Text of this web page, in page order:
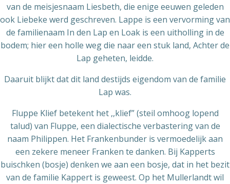
van de meisjesnaam Liesbeth, die enige eeuwen geleden
ook Liebeke werd geschreven. Lappe is een vervorming van
de familienaam In den Lap en Loak is een uitholling in de
bodem; hier een holle weg die naar een stuk land, Achter de
Lap geheten, leidde.
Daaruit blijkt dat dit land destijds eigendom van de familie
Lap was.
Fluppe Klief betekent het ,,klief” (steil omhoog lopend
talud) van Fluppe, een dialectische verbastering van de
naam Philippen. Het Frankenbunder is vermoedelijk aan
een zekere meneer Franken te danken. Bij Kapperts
buischken (bosje) denken we aan een bosje, dat in het bezit
van de familie Kappert is geweest. Op het Mullerlandt wil